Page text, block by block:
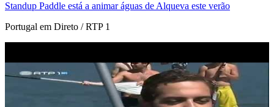
Standup Paddle está a animar águas de Alqueva este verão
Portugal em Direto / RTP 1